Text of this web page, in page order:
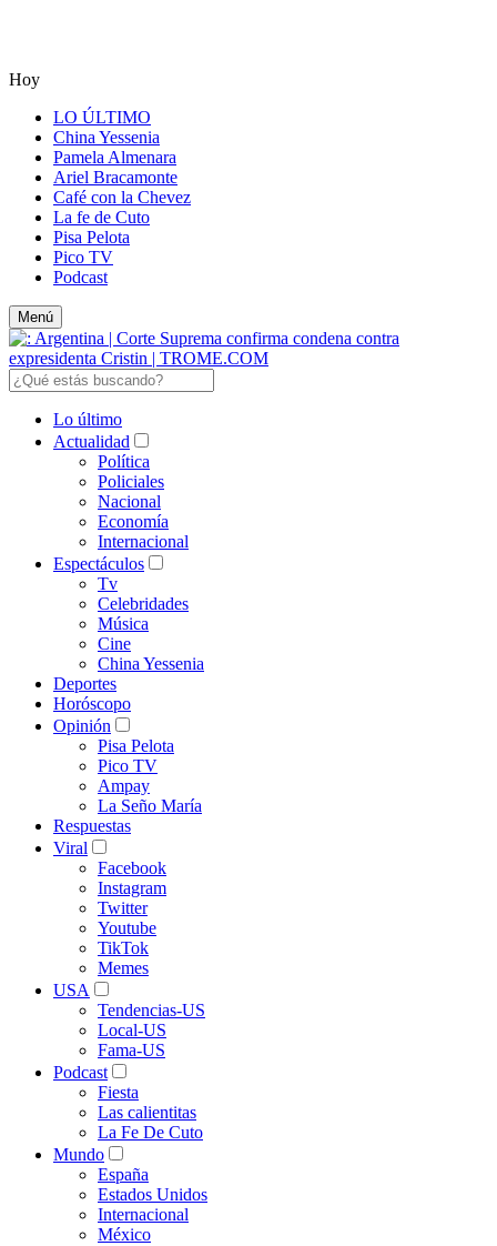
Hoy
LO ÚLTIMO
China Yessenia
Pamela Almenara
Ariel Bracamonte
Café con la Chevez
La fe de Cuto
Pisa Pelota
Pico TV
Podcast
Menú
Lo último
Actualidad
Política
Policiales
Nacional
Economía
Internacional
Espectáculos
Tv
Celebridades
Música
Cine
China Yessenia
Deportes
Horóscopo
Opinión
Pisa Pelota
Pico TV
Ampay
La Seño María
Respuestas
Viral
Facebook
Instagram
Twitter
Youtube
TikTok
Memes
USA
Tendencias-US
Local-US
Fama-US
Podcast
Fiesta
Las calientitas
La Fe De Cuto
Mundo
España
Estados Unidos
Internacional
México